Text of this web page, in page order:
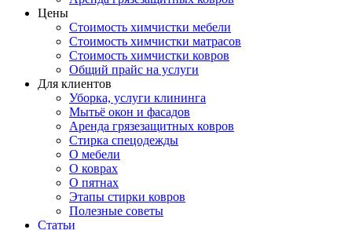
Цены
Стоимость химчистки мебели
Стоимость химчистки матрасов
Стоимость химчистки ковров
Общий прайс на услуги
Для клиентов
Уборка, услуги клининга
Мытьё окон и фасадов
Аренда грязезащитных ковров
Стирка спецодежды
О мебели
О коврах
О пятнах
Этапы стирки ковров
Полезные советы
Статьи